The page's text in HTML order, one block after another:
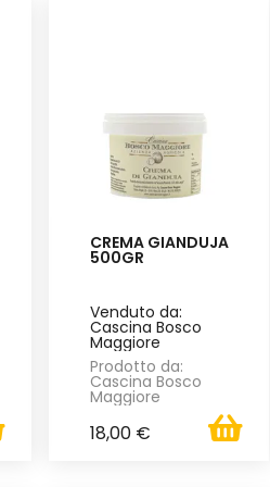
CREMA GIANDUJA
500GR
Venduto da:
Cascina Bosco
Maggiore
Prodotto da:
Cascina Bosco
Maggiore
18,00 €